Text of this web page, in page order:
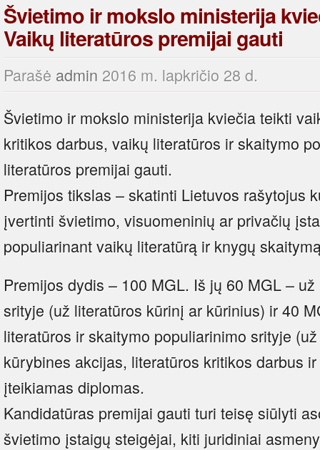
Švietimo ir mokslo ministerija
Vaikų literatūros premijai gauti
Parašė admin 2016 m. lapkričio 28 d.
Švietimo ir mokslo ministerija kviečia teikti
kritikos darbus, vaikų literatūros ir skaitymo
literatūros premijai gauti.
Premijos tikslas – skatinti Lietuvos rašytojus
įvertinti švietimo, visuomeninių ar privačių
populiarinant vaikų literatūrą ir knygų
Premijos dydis – 100 MGL. Iš jų 60 MGL –
srityje (už literatūros kūrinį ar kūrinius) ir 40
literatūros ir skaitymo populiarinimo srityje
kūrybines akcijas, literatūros kritikos darbus
įteikiamas diplomas.
Kandidatūras premijai gauti turi teisę siūlyti
švietimo įstaigų steigėjai, kiti juridiniai